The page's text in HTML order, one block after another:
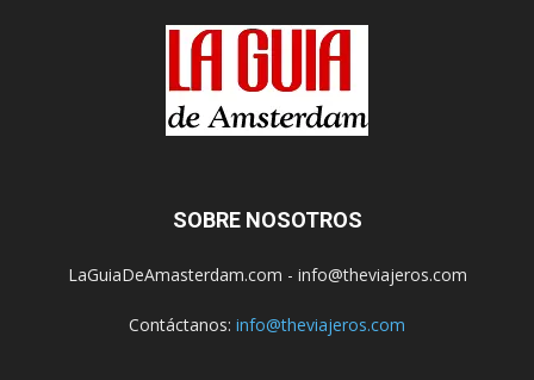
SOBRE NOSOTROS
LaGuiaDeAmasterdam.com - info@theviajeros.com
Contáctanos: info@theviajeros.com